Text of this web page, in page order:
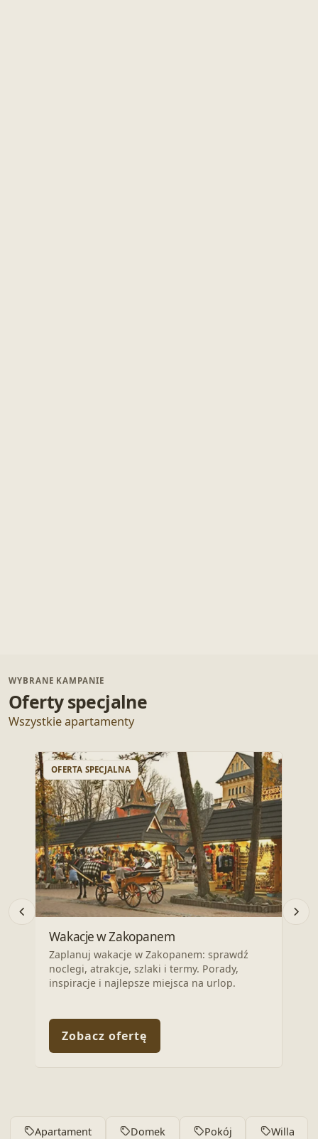
WYBRANE KAMPANIE
Oferty specjalne
Wszystkie apartamenty
OFERTA SPECJALNA
Wakacje w Zakopanem
Zaplanuj wakacje w Zakopanem: sprawdź
noclegi, atrakcje, szlaki i termy. Porady,
inspiracje i najlepsze miejsca na urlop.
Zobacz ofertę
Apartament Domek Pokój Willa